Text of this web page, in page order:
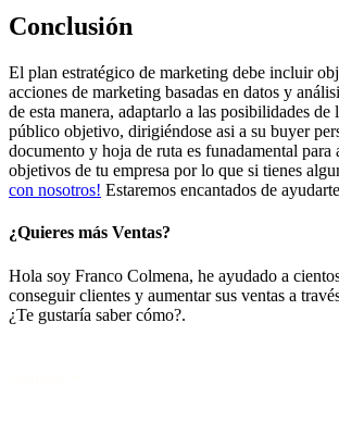
Conclusión
El plan estratégico de marketing debe incluir
acciones de marketing basadas en datos y
de esta manera, adaptarlo a las posibilidades de
público objetivo, dirigiéndose asi a su buyer
documento y hoja de ruta es funadamental para
objetivos de tu empresa por lo que si tienes
con nosotros! Estaremos encantados de
¿Quieres más Ventas?
Hola soy Franco Colmena, he ayudado a
conseguir clientes y aumentar sus ventas a
¿Te gustaría saber cómo?.